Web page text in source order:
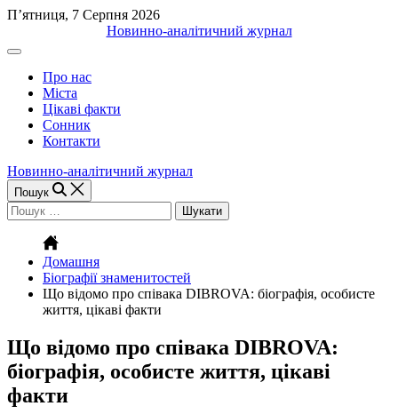
Перейти
вмісту
П’ятниця, 7 Серпня 2026
Новинно-аналітичний журнал
Off
Canvas
(поза
полотном)
Про нас
Міста
Цікаві факти
Сонник
Контакти
Новинно-аналітичний журнал
Пошук
Пошук:
Домашня
Біографії знаменитостей
Що відомо про співака DIBROVA: біографія, особисте
життя, цікаві факти
Що відомо про співака DIBROVA:
біографія, особисте життя, цікаві
факти